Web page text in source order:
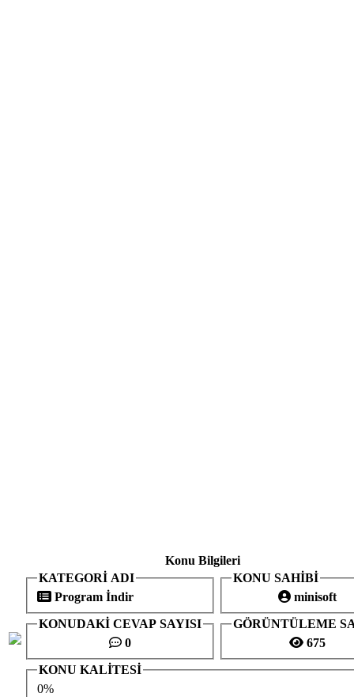
Konu Bilgileri
KATEGORİ ADI
Program İndir
KONU SAHİBİ
minisoft
KONUDAKİ CEVAP SAYISI
0
GÖRÜNTÜLEME
675
KONU KALİTESİ
0%